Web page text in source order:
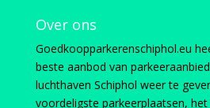
Over ons
Goedkoopparkerenschiphol.eu
beste aanbod van
luchthaven Schiphol weer te
voordeligste parkeerplaatsen,